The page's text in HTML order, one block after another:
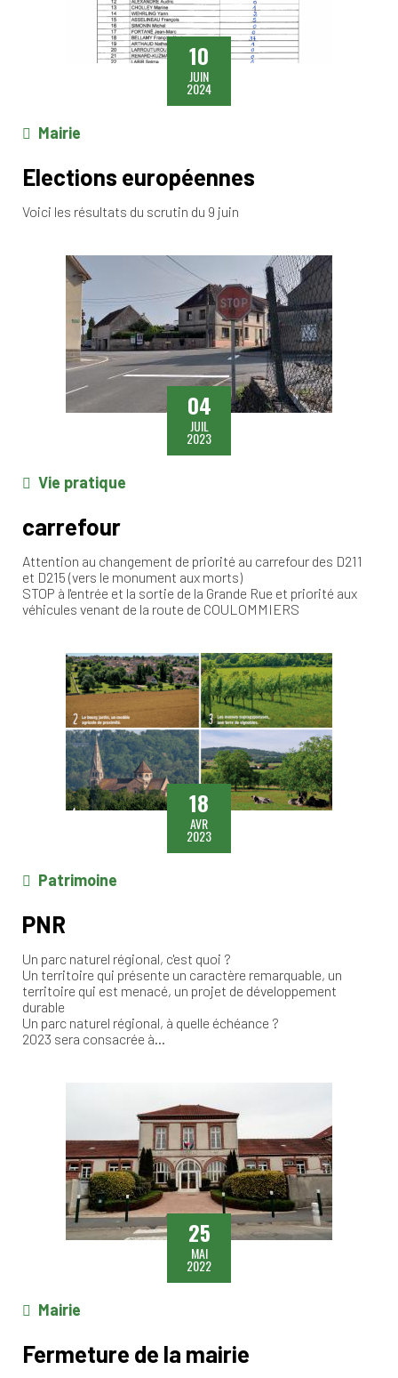
10
JUIN
2024
Mairie
Elections européennes
Voici les résultats du scrutin du 9 juin
04
JUIL
2023
Vie pratique
carrefour
Attention au changement de priorité au carrefour des D211
et D215 (vers le monument aux morts)
STOP à l'entrée et la sortie de la Grande Rue et priorité aux
véhicules venant de la route de COULOMMIERS
18
AVR
2023
Patrimoine
PNR
Un parc naturel régional, c'est quoi ?
Un territoire qui présente un caractère remarquable, un
territoire qui est menacé, un projet de développement
durable
Un parc naturel régional, à quelle échéance ?
2023 sera consacrée à…
25
MAI
2022
Mairie
Fermeture de la mairie